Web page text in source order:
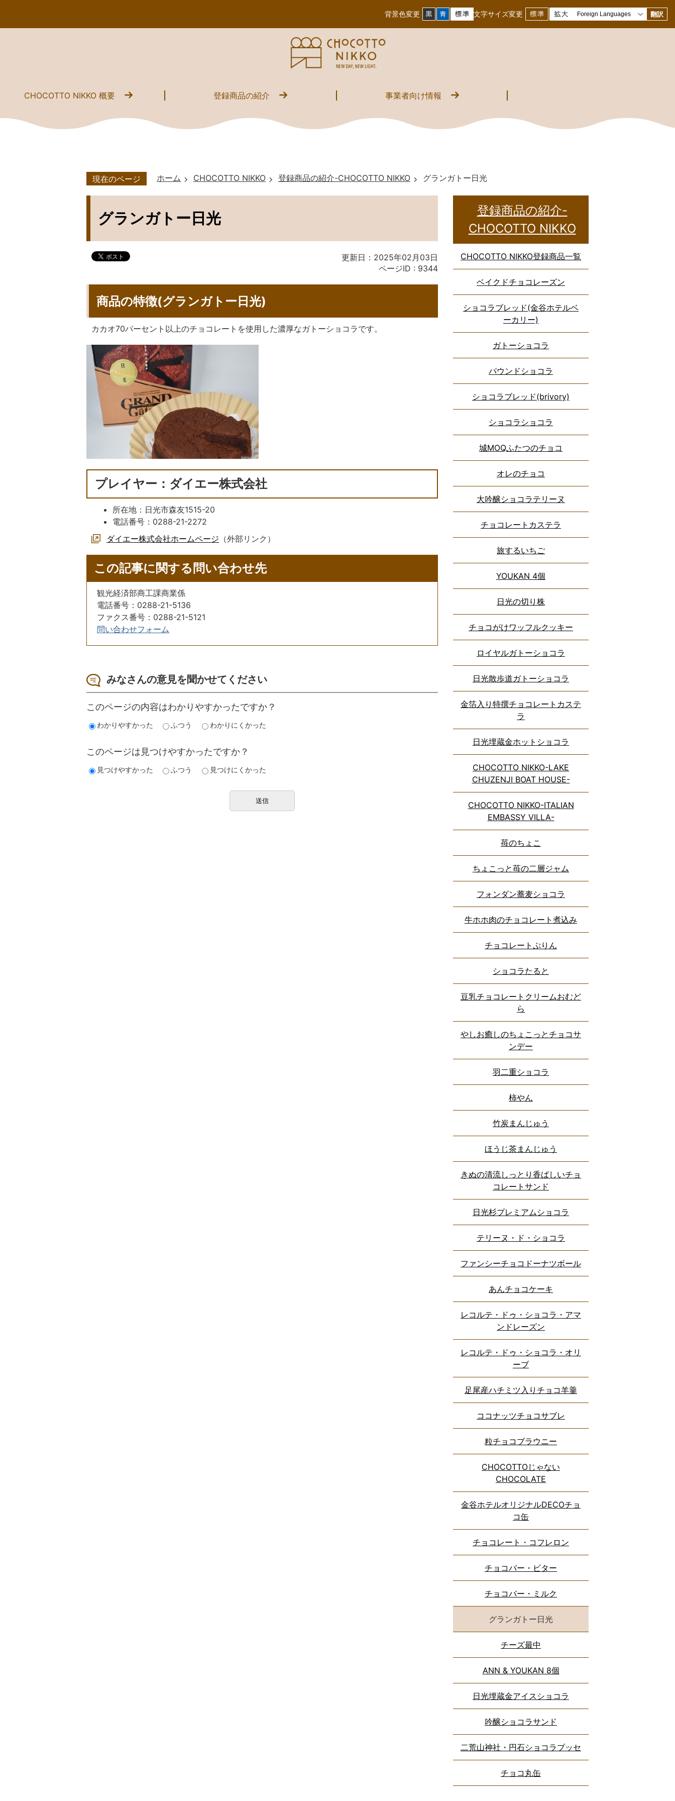
背景色変更 文字サイズ変更 翻訳
CHOCOTTO NIKKO 概要 登録商品の紹介 事業者向け情報
現在のページ ホーム CHOCOTTO NIKKO 登録商品の紹介-CHOCOTTO NIKKO グランガトー日光
グランガトー日光
更新日：2025年02月03日
ページID : 9344
商品の特徴(グランガトー日光)
カカオ70パーセント以上のチョコレートを使用した濃厚なガトーショコラです。
プレイヤー：ダイエー株式会社
所在地：日光市森友1515-20
電話番号：0288-21-2272
ダイエー株式会社ホームページ （外部リンク）
この記事に関する問い合わせ先
観光経済部商工課商業係
電話番号：0288-21-5136
ファクス番号：0288-21-5121
問い合わせフォーム
みなさんの意見を聞かせてください
このページの内容はわかりやすかったですか？
わかりやすかった ふつう わかりにくかった
このページは見つけやすかったですか？
見つけやすかった ふつう 見つけにくかった
登録商品の紹介-
CHOCOTTO NIKKO
CHOCOTTO NIKKO登録商品一覧
ベイクドチョコレーズン
ショコラブレッド(金谷ホテルベ
ーカリー)
ガトーショコラ
パウンドショコラ
ショコラブレッド(brivory)
ショコラショコラ
城MOQふたつのチョコ
オレのチョコ
大吟醸ショコラテリーヌ
チョコレートカステラ
旅するいちご
YOUKAN 4個
日光の切り株
チョコがけワッフルクッキー
ロイヤルガトーショコラ
日光散歩道ガトーショコラ
金箔入り特撰チョコレートカステ
ラ
日光埋蔵金ホットショコラ
CHOCOTTO NIKKO-LAKE
CHUZENJI BOAT HOUSE-
CHOCOTTO NIKKO-ITALIAN
EMBASSY VILLA-
苺のちょこ
ちょこっと苺の二層ジャム
フォンダン蕎麦ショコラ
牛ホホ肉のチョコレート煮込み
チョコレートぷりん
ショコラたると
豆乳チョコレートクリームおむど
ら
やしお癒しのちょこっとチョコサ
ンデー
羽二重ショコラ
柿やん
竹炭まんじゅう
ほうじ茶まんじゅう
きぬの清流しっとり香ばしいチョ
コレートサンド
日光杉プレミアムショコラ
テリーヌ・ド・ショコラ
ファンシーチョコドーナツボール
あんチョコケーキ
レコルテ・ドゥ・ショコラ・アマ
ンドレーズン
レコルテ・ドゥ・ショコラ・オリ
ーブ
足尾産ハチミツ入りチョコ羊羹
ココナッツチョコサブレ
粒チョコブラウニー
CHOCOTTOじゃない
CHOCOLATE
金谷ホテルオリジナルDECOチョ
コ缶
チョコレート・コフレロン
チョコバー・ビター
チョコバー・ミルク
グランガトー日光
チーズ最中
ANN & YOUKAN 8個
日光埋蔵金アイスショコラ
吟醸ショコラサンド
二荒山神社・円石ショコラブッセ
チョコ丸缶